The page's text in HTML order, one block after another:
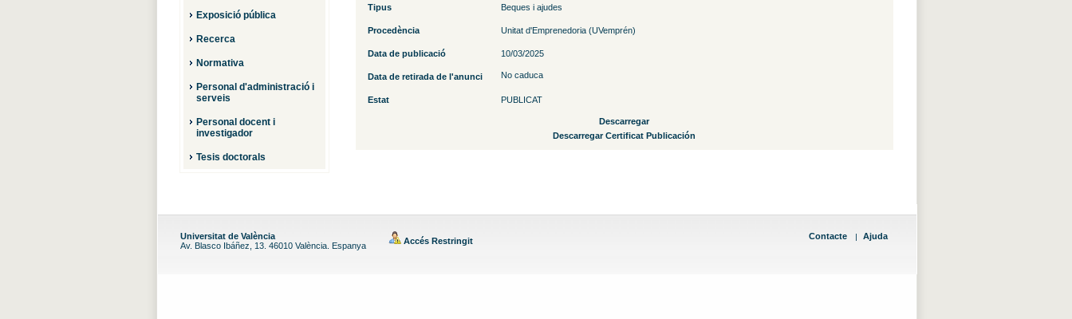
Exposició pública
Recerca
Normativa
Personal d'administració i
serveis
Personal docent i
investigador
Tesis doctorals
Tipus Beques i ajudes
Procedència Unitat d'Emprenedoria (UVemprén)
Data de publicació 10/03/2025
Data de retirada de l'anunci No caduca
Estat PUBLICAT
Descarregar
Descarregar Certificat Publicación
Universitat de València
Av. Blasco Ibáñez, 13. 46010 València. Espanya
Accés Restringit Contacte Ajuda